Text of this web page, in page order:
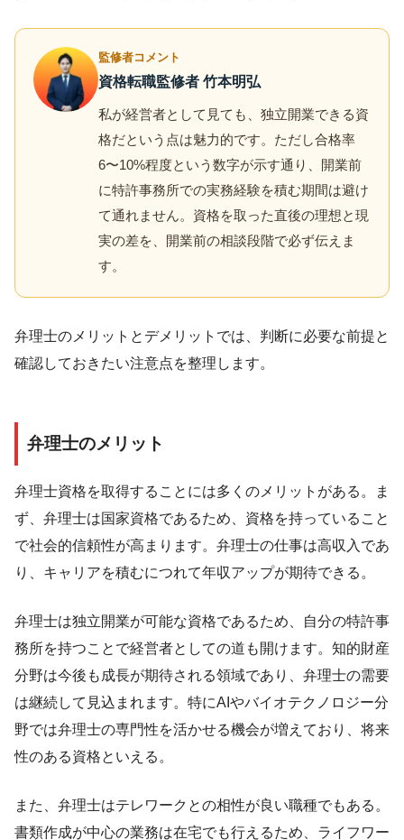
監修者コメント
資格転職監修者 竹本明弘
私が経営者として見ても、独立開業できる資
格だという点は魅力的です。ただし合格率
6〜10%程度という数字が示す通り、開業前
に特許事務所での実務経験を積む期間は避け
て通れません。資格を取った直後の理想と現
実の差を、開業前の相談段階で必ず伝えま
す。
弁理士のメリットとデメリットでは、判断に必要な前提と
確認しておきたい注意点を整理します。
弁理士のメリット
弁理士資格を取得することには多くのメリットがある。ま
ず、弁理士は国家資格であるため、資格を持っていること
で社会的信頼性が高まります。弁理士の仕事は高収入であ
り、キャリアを積むにつれて年収アップが期待できる。
弁理士は独立開業が可能な資格であるため、自分の特許事
務所を持つことで経営者としての道も開けます。知的財産
分野は今後も成長が期待される領域であり、弁理士の需要
は継続して見込まれます。特にAIやバイオテクノロジー分
野では弁理士の専門性を活かせる機会が増えており、将来
性のある資格といえる。
また、弁理士はテレワークとの相性が良い職種でもある。
書類作成が中心の業務は在宅でも行えるため、ライフワー